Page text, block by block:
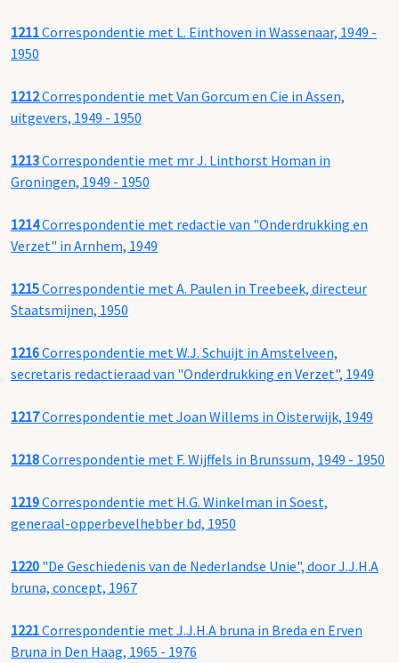
1211Correspondentie met L. Einthoven in Wassenaar, 1949 -
1950
1212Correspondentie met Van Gorcum en Cie in Assen,
uitgevers, 1949 - 1950
1213Correspondentie met mr J. Linthorst Homan in
Groningen, 1949 - 1950
1214Correspondentie met redactie van "Onderdrukking en
Verzet" in Arnhem, 1949
1215Correspondentie met A. Paulen in Treebeek, directeur
Staatsmijnen, 1950
1216Correspondentie met W.J. Schuijt in Amstelveen,
secretaris redactieraad van "Onderdrukking en Verzet", 1949
1217Correspondentie met Joan Willems in Oisterwijk, 1949
1218Correspondentie met F. Wijffels in Brunssum, 1949 - 1950
1219Correspondentie met H.G. Winkelman in Soest,
generaal-opperbevelhebber bd, 1950
1220 "De Geschiedenis van de Nederlandse Unie", door J.J.H.A
bruna, concept, 1967
1221Correspondentie met J.J.H.A bruna in Breda en Erven
Bruna in Den Haag, 1965 - 1976